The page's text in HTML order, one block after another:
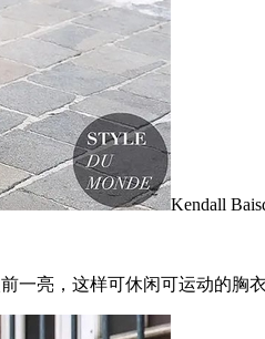
Kendall
亮，这样可休闲可运动的胸